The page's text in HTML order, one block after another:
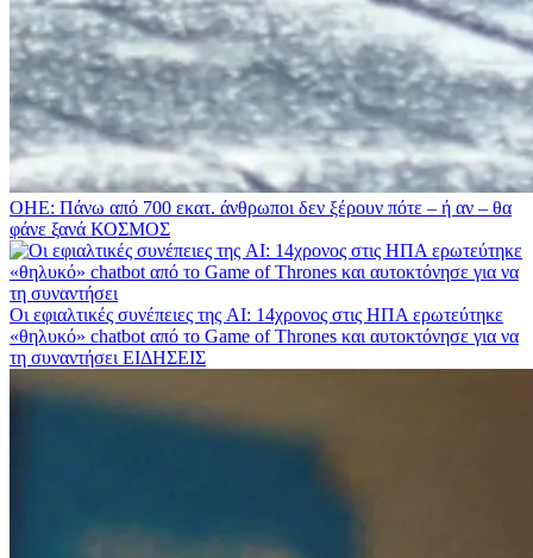
ΟΗΕ: Πάνω από 700 εκατ. άνθρωποι δεν ξέρουν πότε – ή αν – θα
φάνε ξανά ΚΟΣΜΟΣ
Οι εφιαλτικές συνέπειες της AI: 14χρονος στις ΗΠΑ ερωτεύτηκε
«θηλυκό» chatbot από το Game of Thrones και αυτοκτόνησε για να
τη συναντήσει ΕΙΔΗΣΕΙΣ